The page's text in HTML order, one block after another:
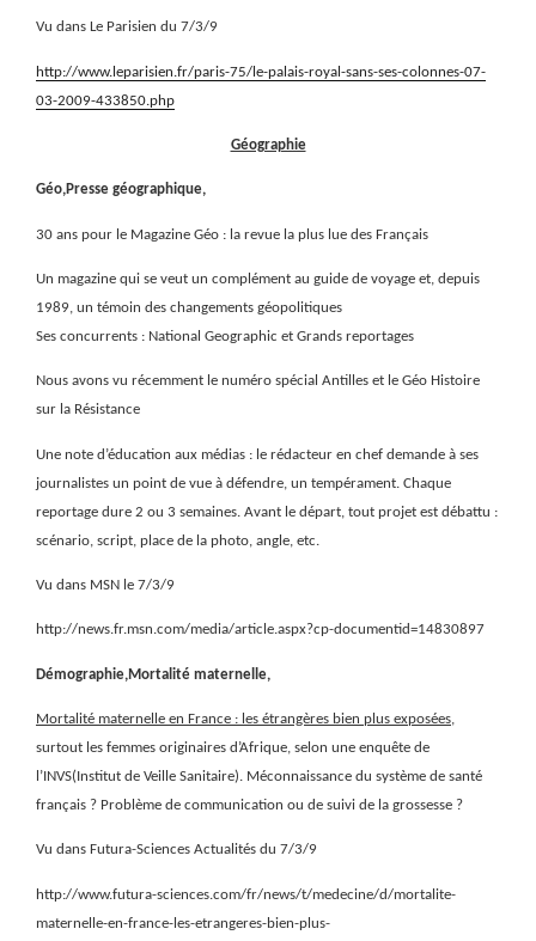
Vu dans Le Parisien du 7/3/9
http://www.leparisien.fr/paris-75/le-palais-royal-sans-ses-colonnes-07-
03-2009-433850.php
Géographie
Géo,Presse géographique,
30 ans pour le Magazine Géo : la revue la plus lue des Français
Un magazine qui se veut un complément au guide de voyage et, depuis
1989, un témoin des changements géopolitiques
Ses concurrents : National Geographic et Grands reportages
Nous avons vu récemment le numéro spécial Antilles et le Géo Histoire
sur la Résistance
Une note d’éducation aux médias : le rédacteur en chef demande à ses
journalistes un point de vue à défendre, un tempérament. Chaque
reportage dure 2 ou 3 semaines. Avant le départ, tout projet est débattu :
scénario, script, place de la photo, angle, etc.
Vu dans MSN le 7/3/9
http://news.fr.msn.com/media/article.aspx?cp-documentid=14830897
Démographie,Mortalité maternelle,
Mortalité maternelle en France : les étrangères bien plus exposées,
surtout les femmes originaires d’Afrique, selon une enquête de
l’INVS(Institut de Veille Sanitaire). Méconnaissance du système de santé
français ? Problème de communication ou de suivi de la grossesse ?
Vu dans Futura-Sciences Actualités du 7/3/9
http://www.futura-sciences.com/fr/news/t/medecine/d/mortalite-
maternelle-en-france-les-etrangeres-bien-plus-